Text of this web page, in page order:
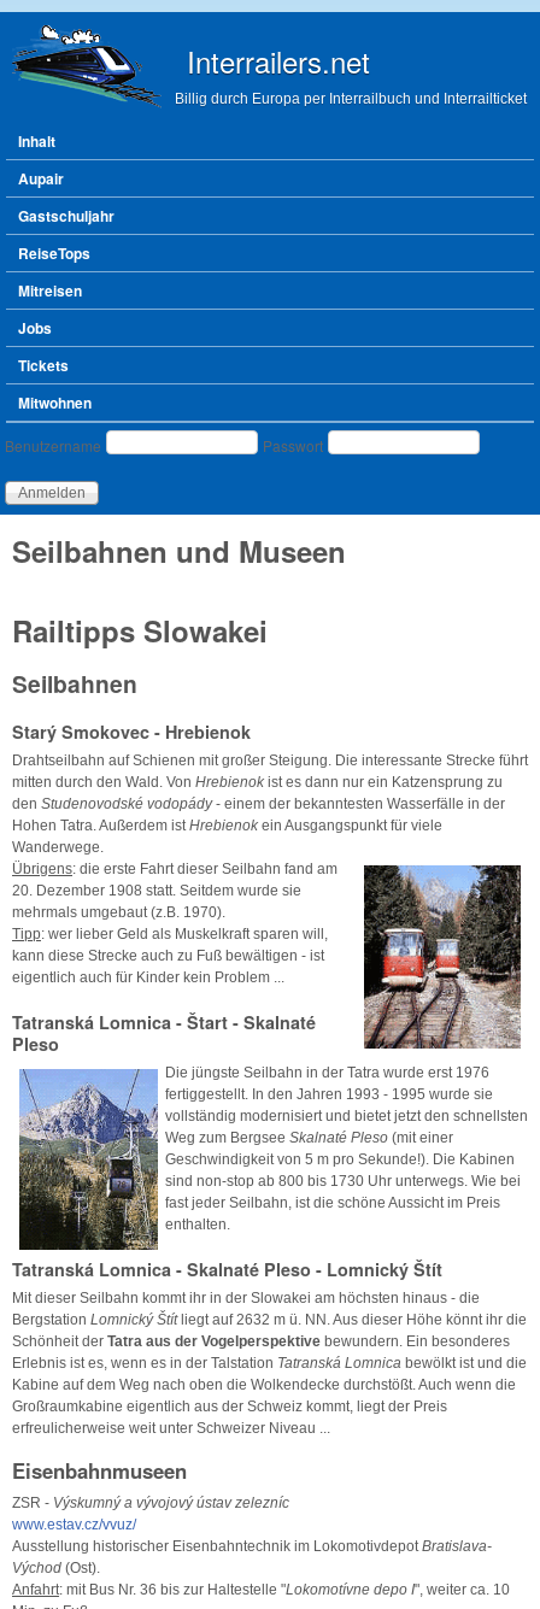
Interrailers.net
Billig durch Europa per Interrailbuch und Interrailticket
Hauptmenü
Inhalt
Aupair
Gastschuljahr
ReiseTops
Mitreisen
Jobs
Tickets
Mitwohnen
Benutzeranmeldung
Benutzername Passwort
Seilbahnen und Museen
Railtipps Slowakei
Seilbahnen
Starý Smokovec - Hrebienok
Drahtseilbahn auf Schienen mit großer Steigung. Die interessante Strecke führt
mitten durch den Wald. Von Hrebienok ist es dann nur ein Katzensprung zu
den Studenovodské vodopády- einem der bekanntesten Wasserfälle in der
Hohen Tatra. Außerdem istHrebienok ein Ausgangspunkt für viele
Wanderwege.
Übrigens: die erste Fahrt dieser Seilbahn fand am
20. Dezember 1908 statt. Seitdem wurde sie
mehrmals umgebaut (z.B. 1970).
Tipp: wer lieber Geld als Muskelkraft sparen will,
kann diese Strecke auch zu Fuß bewältigen - ist
eigentlich auch für Kinder kein Problem ...
Tatranská Lomnica - Štart - Skalnaté
Pleso
Die jüngste Seilbahn in der Tatra wurde erst 1976
fertiggestellt. In den Jahren 1993 - 1995 wurde sie
vollständig modernisiert und bietet jetzt den schnellsten
Weg zum Bergsee Skalnaté Pleso (mit einer
Geschwindigkeit von 5 m pro Sekunde!). Die Kabinen
sind non-stop ab 800 bis 1730 Uhr unterwegs. Wie bei
fast jeder Seilbahn, ist die schöne Aussicht im Preis
enthalten.
Tatranská Lomnica - Skalnaté Pleso - Lomnický Štít
Mit dieser Seilbahn kommt ihr in der Slowakei am höchsten hinaus - die
Bergstation Lomnický Štítliegt auf 2632 m ü. NN. Aus dieser Höhe könnt ihr die
Schönheit der Tatra aus der Vogelperspektive bewundern. Ein besonderes
Erlebnis ist es, wenn es in der Talstation Tatranská Lomnica bewölkt ist und die
Kabine auf dem Weg nach oben die Wolkendecke durchstößt. Auch wenn die
Großraumkabine eigentlich aus der Schweiz kommt, liegt der Preis
erfreulicherweise weit unter Schweizer Niveau ...
Eisenbahnmuseen
ZSR - Výskumný a vývojový ústav zelezníc
www.estav.cz/vvuz/
Ausstellung historischer Eisenbahntechnik im LokomotivdepotBratislava-
Východ (Ost).
Anfahrt: mit Bus Nr. 36 bis zur Haltestelle "Lokomotívne depo I", weiter ca. 10